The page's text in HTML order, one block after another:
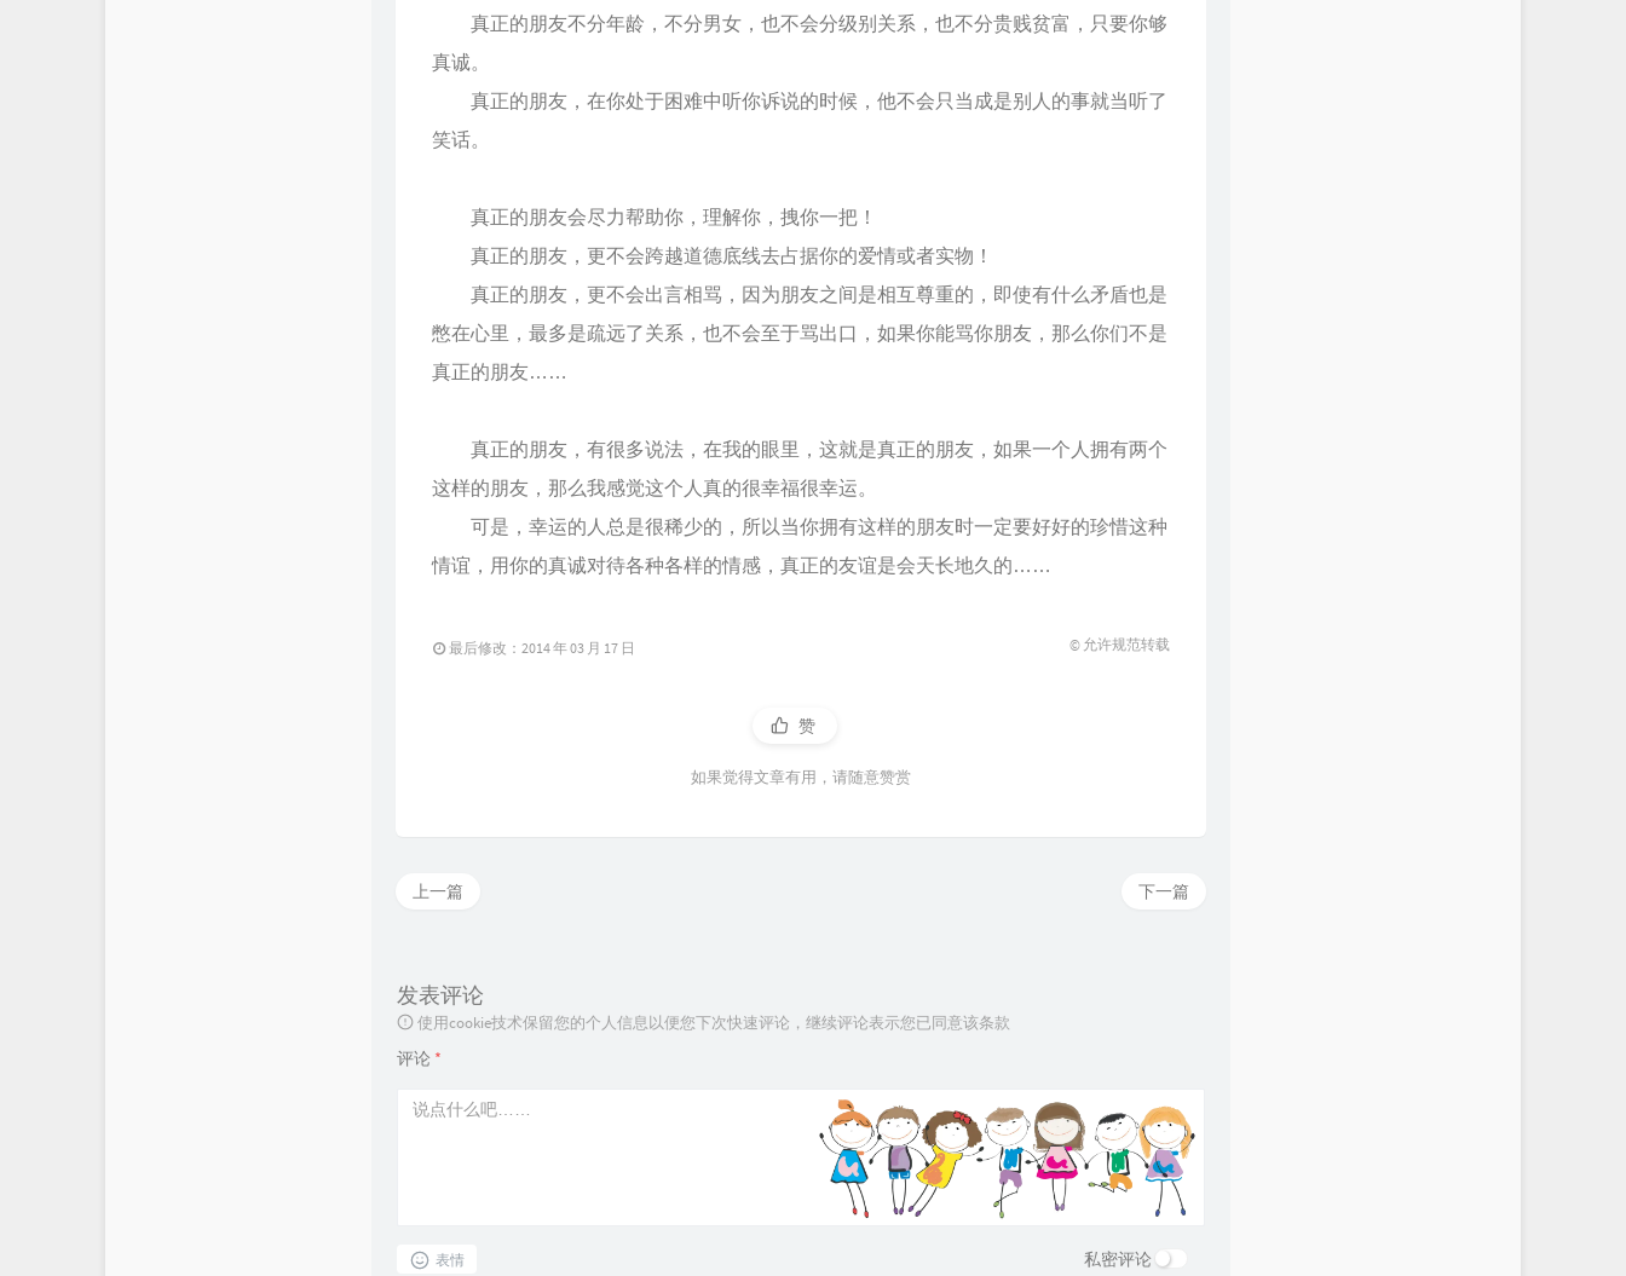
真正的朋友不分年龄，不分男女，也不会分级别关系，也不分贵贱贫富，只要你够
真诚。
真正的朋友，在你处于困难中听你诉说的时候，他不会只当成是别人的事就当听了
笑话。
真正的朋友会尽力帮助你，理解你，拽你一把！
真正的朋友，更不会跨越道德底线去占据你的爱情或者实物！
真正的朋友，更不会出言相骂，因为朋友之间是相互尊重的，即使有什么矛盾也是
憋在心里，最多是疏远了关系，也不会至于骂出口，如果你能骂你朋友，那么你们不是
真正的朋友……
真正的朋友，有很多说法，在我的眼里，这就是真正的朋友，如果一个人拥有两个
这样的朋友，那么我感觉这个人真的很幸福很幸运。
可是，幸运的人总是很稀少的，所以当你拥有这样的朋友时一定要好好的珍惜这种
情谊，用你的真诚对待各种各样的情感，真正的友谊是会天长地久的……
最后修改：2014 年 03 月 17 日 © 允许规范转载
赞
如果觉得文章有用，请随意赞赏
下一篇
上一篇
发表评论
使用cookie技术保留您的个人信息以便您下次快速评论，继续评论表示您已同意该条款
评论 *
表情 私密评论